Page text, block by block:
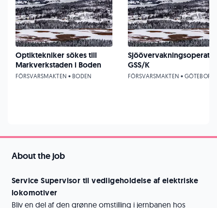
About the job
Service Supervisor til vedligeholdelse af elektriske
lokomotiver
Bliv en del af den grønne omstilling i jernbanen hos
Optiktekniker sökes till
Markverkstaden i Boden
FÖRSVARSMAKTEN • BODEN
Sjöövervakningsoperatör
GSS/K
FÖRSVARSMAKTEN • GÖTEBORG